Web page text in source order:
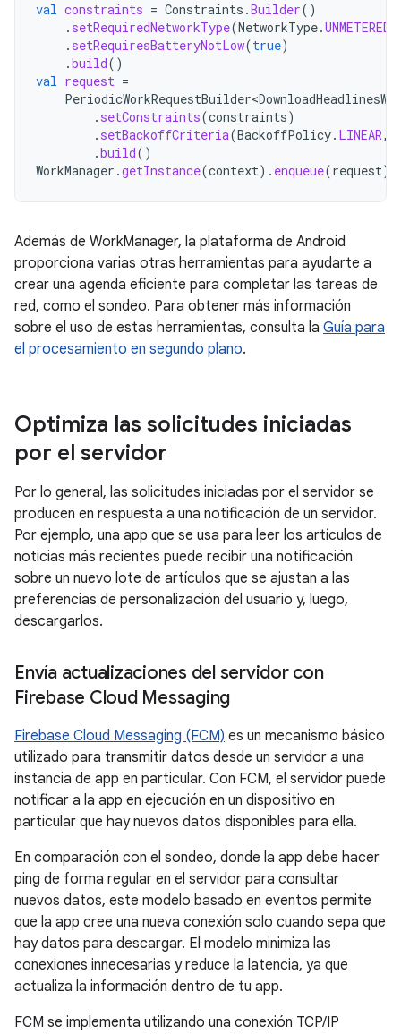
val constraints = Constraints .Builder()
. setRequiredNetworkType(NetworkType.UNMETERED
. setRequiresBatteryNotLow(true)
.build()
val request =
. setConstraints(constraints)
. setBackoffCriteria(BackoffPolicy. LINEAR,
.build()
WorkManager .getInstance(context). enqueue(request)
Además de WorkManager, la plataforma de Android
proporciona varias otras herramientas para ayudarte a
crear una agenda eficiente para completar las tareas de
red, como el sondeo. Para obtener más información
sobre el uso de estas herramientas, consulta la Guía para
el procesamiento en segundo plano.
Optimiza las solicitudes iniciadas
por el servidor
Por lo general, las solicitudes iniciadas por el servidor se
producen en respuesta a una notificación de un servidor.
Por ejemplo, una app que se usa para leer los artículos de
noticias más recientes puede recibir una notificación
sobre un nuevo lote de artículos que se ajustan a las
preferencias de personalización del usuario y, luego,
descargarlos.
Envía actualizaciones del servidor con
Firebase Cloud Messaging
Firebase Cloud Messaging (FCM) es un mecanismo básico
utilizado para transmitir datos desde un servidor a una
instancia de app en particular. Con FCM, el servidor puede
notificar a la app en ejecución en un dispositivo en
particular que hay nuevos datos disponibles para ella.
En comparación con el sondeo, donde la app debe hacer
ping de forma regular en el servidor para consultar
nuevos datos, este modelo basado en eventos permite
que la app cree una nueva conexión solo cuando sepa que
hay datos para descargar. El modelo minimiza las
conexiones innecesarias y reduce la latencia, ya que
actualiza la información dentro de tu app.
FCM se implementa utilizando una conexión TCP/IP